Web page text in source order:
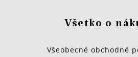
Všetko o
Všeobecné obchodné